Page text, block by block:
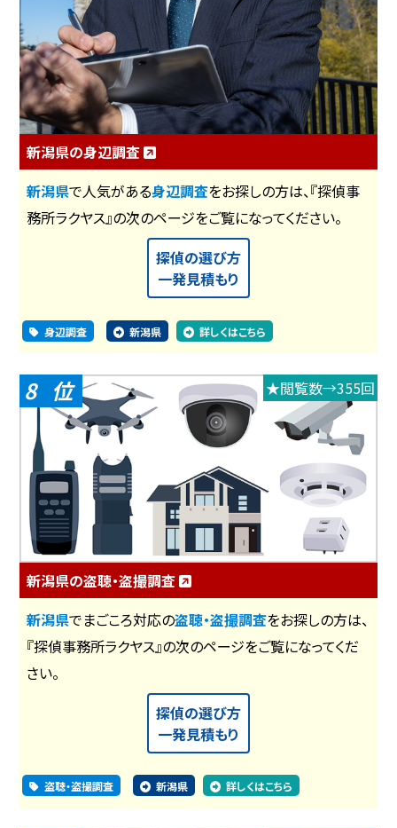
新潟県の身辺調査
新潟県で人気がある身辺調査をお探しの方は、『探偵事
務所ラクヤス』の次のページをご覧になってください。
探偵の選び方
一発見積もり
身辺調査 新潟県 詳しくはこちら
8 ★閲覧数→355回
新潟県の盗聴・盗撮調査
新潟県でまごころ対応の盗聴・盗撮調査をお探しの方は、
『探偵事務所ラクヤス』の次のページをご覧になってくだ
さい。
探偵の選び方
一発見積もり
盗聴・盗撮調査 新潟県 詳しくはこちら